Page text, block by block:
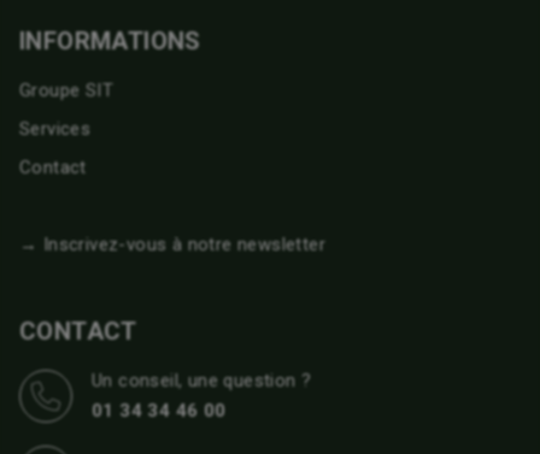
INFORMATIONS
Groupe SIT
Services
Contact
→ Inscrivez-vous à notre newsletter
CONTACT
Un conseil, une question ?
01 34 34 46 00